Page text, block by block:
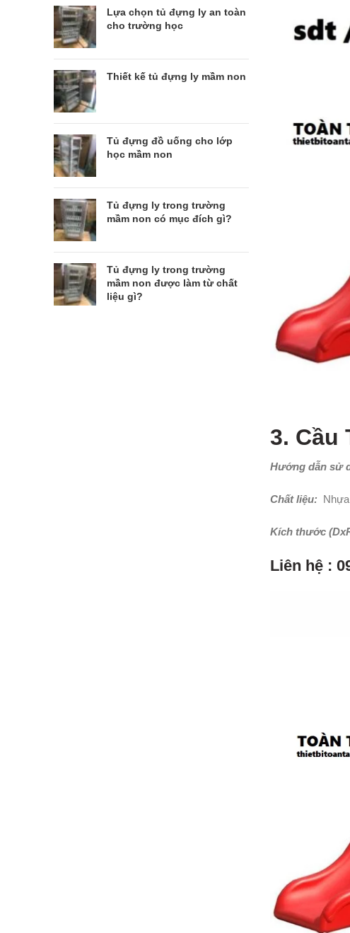
3. Cầu
Hướng dẫn sử
Chất liệu:
Kích thước
Liên hệ :
Lựa chọn tủ đựng ly an toàn
cho trường học
Thiết kế tủ đựng ly mầm non
Tủ đựng đồ uống cho lớp
học mầm non
Tủ đựng ly trong trường
mầm non có mục đích gì?
Tủ đựng ly trong trường
mầm non được làm từ chất
liệu gì?